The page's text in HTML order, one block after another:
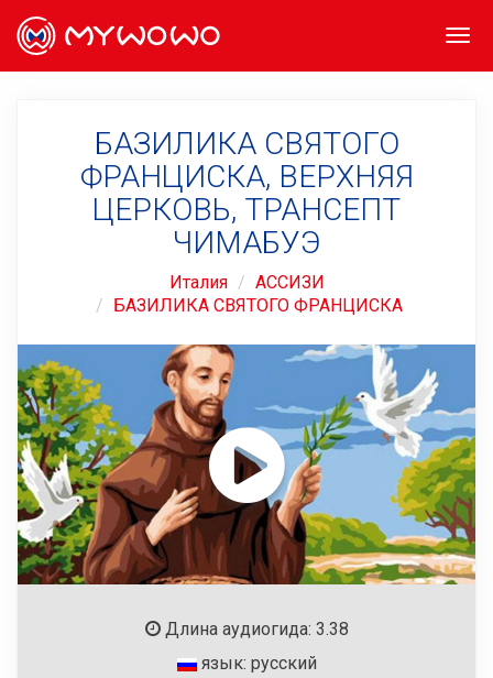
БАЗИЛИКА СВЯТОГО
ФРАНЦИСКА, ВЕРХНЯЯ
ЦЕРКОВЬ, ТРАНСЕПТ
ЧИМАБУЭ
Италия
АССИЗИ
БАЗИЛИКА СВЯТОГО ФРАНЦИСКА
Длина аудиогида: 3.38
язык: русский